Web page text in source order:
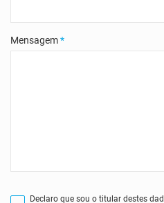
Mensagem*
Declaro que sou o titular destes